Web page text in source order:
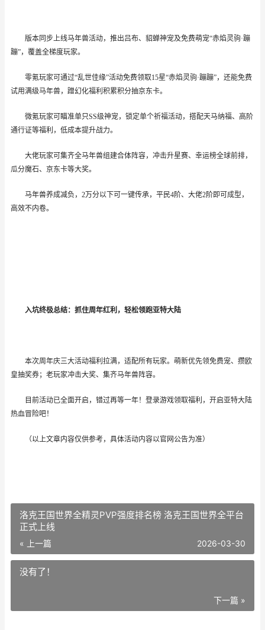
版本同步上线马年兽活动，推出吕布、貂蝉神宠及免费萌宠“赤焰灵驹·蹦
蹦”，覆盖全梯度玩家。
零氪玩家可通过“乱世佳缘”活动免费领取15星“赤焰灵驹·蹦蹦”，还能免费
试用满级马年兽，蹭幻化福利积累积分抽京东卡。
微氪玩家可瞄准单只SS级神宠，锁定单个祈福活动，搭配天马纳福、高阶
通行证等福利，低成本提升战力。
大佬玩家可集齐全马年兽组建合体阵容，冲击升星赛、幸运榜全球前排，
瓜分魔石、京东卡等大奖。
马年兽养成减负， 2万分以下可一键传承，平民4阶、大佬2阶即可成型，
高效不内卷。
入坑终极总结：抓住周年红利，轻松领跑亚特大陆
本次周年庆三大活动福利拉满，适配所有玩家。萌新优先领免费宠、攒欧
皇抽奖券；老玩家冲击大奖、集齐马年兽阵容。
目前活动已全面开启，错过再等一年！登录游戏领取福利，开启亚特大陆
热血冒险吧！
（以上文章内容仅供参考，具体活动内容以官网公告为准）
洛克王国世界全精灵PVP强度排名榜 洛克王国世界全平台
正式上线
« 上一篇 2026-03-30
没有了！
下一篇 »